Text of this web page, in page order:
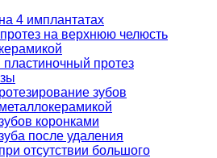
4 имплантатах
на верхнюю челюсть
протез
зубов
коронками
после удаления
отсутствии большого